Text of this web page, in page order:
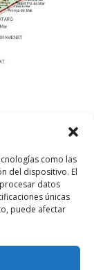
como las
del dispositivo. El
datos
únicas
puede afectar
derechos